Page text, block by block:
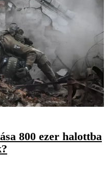
800 ezer halottba